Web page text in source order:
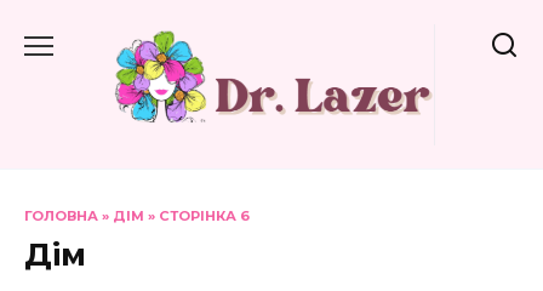
до
ГОЛОВНА » ДІМ » СТОРІНКА 6
Дім